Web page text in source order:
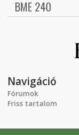
BME 240
Navigáció
Fórumok
Friss tartalom